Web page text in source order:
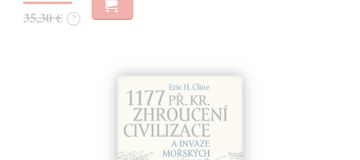
35,30 € ?